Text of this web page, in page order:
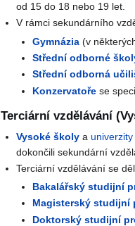
od 15 do 18 nebo 19 let.
V rámci sekundárního
Gymnázia(v
Střední odborné
Střední odborná
Konzervatořese
Terciární vzdělávání
Vysoké školy auniverzity
dokončili sekundární
Terciární vzdělávání se
Bakalářský studijní
Magisterský studijní
Doktorský studijní